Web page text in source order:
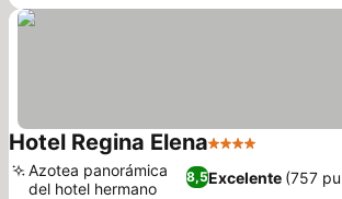
Hotel Regina Elena4 Estrellas
8,5Excelente (757
Azotea panorámica
del hotel hermano